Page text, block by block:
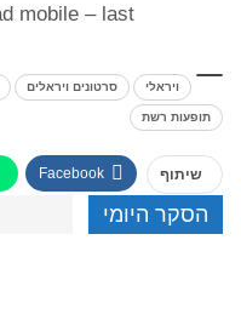
ויראלי סרטונים ויראלים
תופעות רשת
שיתוף Facebook
הסקר היומי